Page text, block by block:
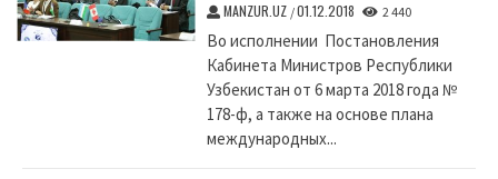
MANZUR.UZ /01.12.2018 2 440
Во исполнении Постановления
Кабинета Министров Республики
Узбекистан от 6 марта 2018 года №
178-ф, а также на основе плана
международных...